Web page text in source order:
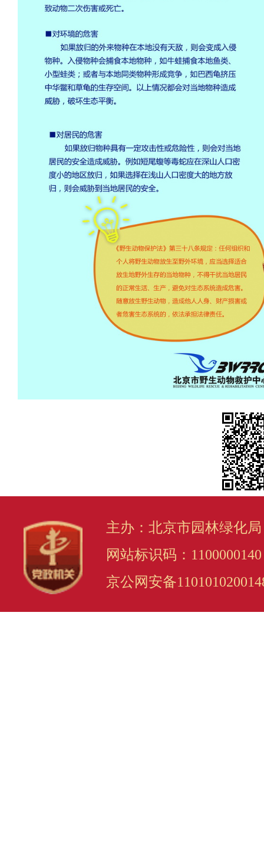
主办：北京市园林绿化
网站标识码：1100000140
京公网安备